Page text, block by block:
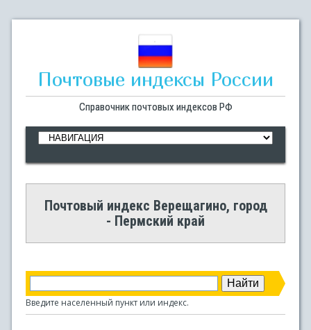
Почтовые индексы России
Справочник почтовых индексов РФ
Почтовый индекс Верещагино, город
- Пермский край
Введите населенный пункт или индекс.